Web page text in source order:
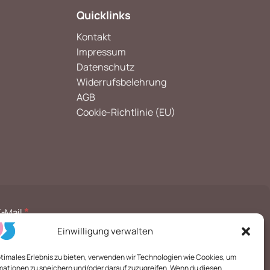
Einwilligung verwalten
Erlebnis zu bieten, verwenden wir Technologien wie Cookies, um
zu speichern und/oder darauf zuzugreifen. Wenn du diesen
Quicklinks
Kontakt
Impressum
Datenschutz
Widerrufsbelehrung
AGB
Cookie-Richtlinie (EU)
Mail*